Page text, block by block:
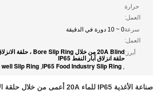
حرارة
العمل:
سرعة
العمل:
0 ~ 10 دورة في الدقيقة
أبرز:
حلقة انزلاق آبار النفط IP65
,
IP65 Food Industry Slip Ring
,
well Slip Ring
صناعة الأغذية IP65 للماء 20A أعمى من خلال حلقة الانزلاق تتحمل